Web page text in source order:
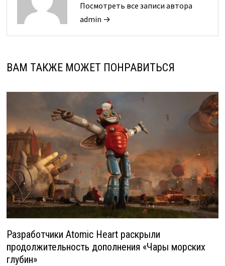
Посмотреть все записи автора
admin →
ВАМ ТАКЖЕ МОЖЕТ ПОНРАВИТЬСЯ
Разработчики Atomic Heart раскрыли
продолжительность дополнения «Чары морских
глубин»